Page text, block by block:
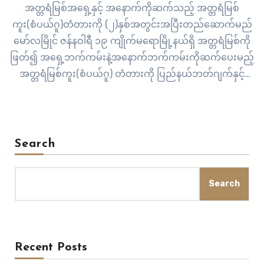
အတ္တရံမြစ်အရှေ့နှင့် အနောက်ကိုဆက်သည့် အတ္တရံမြစ်
ကူး(စံပယ်ဂူ)တံတားကို (၂)နှစ်အတွင်းအပြီးတည်ဆောက်မည်
မော်လမြိုင် ဇန်နဝါရီ ၁၉ ကျိုက်မရောမြို့နယ်ရှိ အတ္တရံမြစ်ကို
ဖြတ်၍ အရှေ့ဘက်ကမ်းနဲ့အနောက်ဘက်ကမ်းကိုဆက်ပေးမည့်
အတ္တရံမြစ်ကူး(စံပယ်ဂူ) တံတားကို ပြည်နယ်ဘတ်ဂျက်နှင့်
တံတားကို ပြည်ထောင်စုမှဆောက်လုပ်ပေးရမှာဖြစ်ပြီး
ပြည်ထောင်စု အနေနဲ့ တံတားကိုဆောက်လုပ်ပေးမည်ဆိုပါက
ဘတ်ဂျက်နဲ့ပူးပေါင်းဆောက်လုပ်ရကြောင်း ဝန်ကြီးချုပ်
Search
Search
Recent Posts